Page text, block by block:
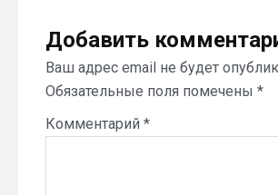
Добавить
Ваш адрес email не будет
Обязательные поля помечены *
Комментарий *